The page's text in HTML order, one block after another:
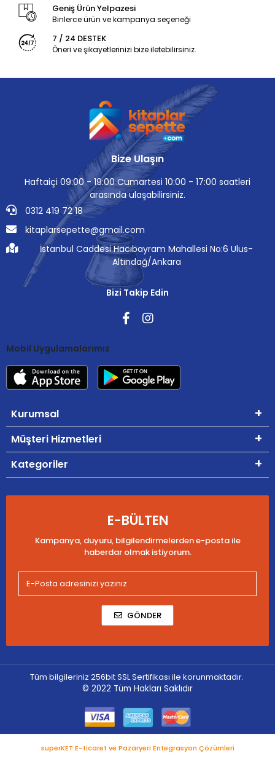
Geniş Ürün Yelpazesi
Binlerce ürün ve kampanya seçeneği
7 / 24 DESTEK
Öneri ve şikayetlerinizi bize iletebilirsiniz.
Bize Ulaşın
Haftaiçi 09:00 - 19:00 Cumartesi 10:00 - 17:00 saatleri
arasında ulaşabilirsiniz.
0312 419 72 18
kitaplarsepette@gmail.com
İstanbul Caddesi Hacıbayram Mahallesi No:6 Ulus-
Altındağ/Ankara
Bizi Takip Edin
Mobil Uygulamalarımız
Kurumsal
Müşteri Hizmetleri
Kategoriler
E-BÜLTEN
Kampanya, duyuru, bilgilendirmelerden e-posta ile
haberdar olmak istiyorum.
GÖNDER
Tüm bilgileriniz 256bit SSL Sertifikası ile korunmaktadır.
© 2022 Tüm Hakları Saklıdır
superKET E-ticaret ve Pazaryeri Entegrasyon Çözümleri